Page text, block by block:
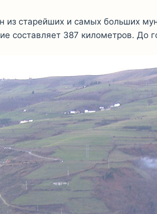
из старейших и самых больших
составляет 387 километров. До